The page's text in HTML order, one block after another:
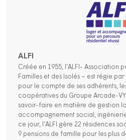
ALFI
Créée en 1955, l’ALFI- Association
Familles et des Isolés – est régie
pour le compte de ses adhérents,
coopératives du Groupe Arcade-
savoir-faire en matière de gestion
accompagnement social,
ce jour, l’ALFI gère 22 résidences
9 pensions de famille pour les plus